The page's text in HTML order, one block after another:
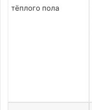
тёплого пола